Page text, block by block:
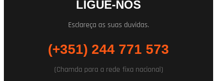
LIGUE-NOS
Esclareça as suas duvidas.
(+351) 244 771 573
(Chamda para a rede fixa nacional)